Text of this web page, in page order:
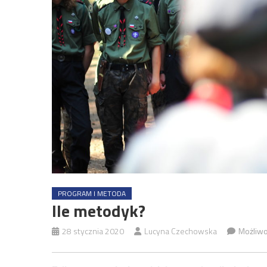
PROGRAM I METODA
Ile metodyk?
28 stycznia 2020 Lucyna Czechowska